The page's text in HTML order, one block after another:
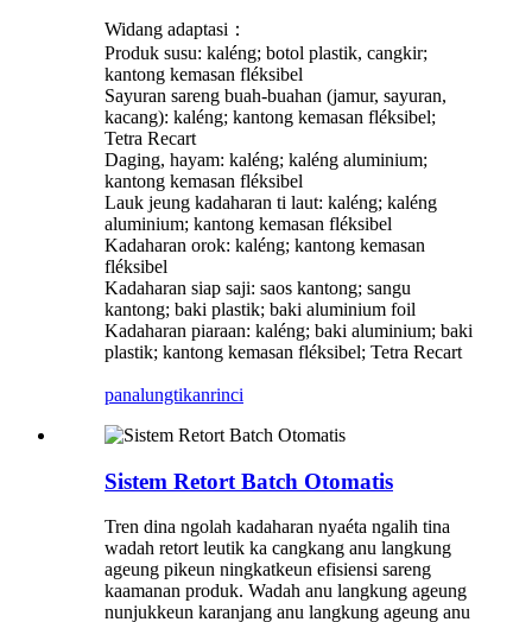
Widang adaptasi：
Produk susu: kaléng; botol plastik, cangkir;
kantong kemasan fléksibel
Sayuran sareng buah-buahan (jamur, sayuran,
kacang): kaléng; kantong kemasan fléksibel;
Tetra Recart
Daging, hayam: kaléng; kaléng aluminium;
kantong kemasan fléksibel
Lauk jeung kadaharan ti laut: kaléng; kaléng
aluminium; kantong kemasan fléksibel
Kadaharan orok: kaléng; kantong kemasan
fléksibel
Kadaharan siap saji: saos kantong; sangu
kantong; baki plastik; baki aluminium foil
Kadaharan piaraan: kaléng; baki aluminium; baki
plastik; kantong kemasan fléksibel; Tetra Recart
panalungtikanrinci
Sistem Retort Batch Otomatis
Tren dina ngolah kadaharan nyaéta ngalih tina
wadah retort leutik ka cangkang anu langkung
ageung pikeun ningkatkeun efisiensi sareng
kaamanan produk. Wadah anu langkung ageung
nunjukkeun karanjang anu langkung ageung anu